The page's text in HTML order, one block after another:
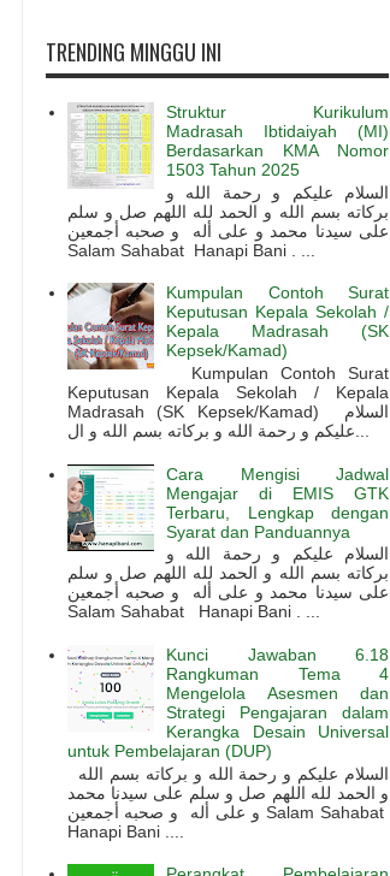
TRENDING MINGGU INI
Struktur Kurikulum
Madrasah Ibtidaiyah (MI)
Berdasarkan KMA Nomor
1503 Tahun 2025
السلام عليكم و رحمة الله و
بركاته بسم الله و الحمد لله اللهم صل و سلم
على سيدنا محمد و على أله و صحبه أجمعين
Salam Sahabat Hanapi Bani . ...
Kumpulan Contoh Surat
Keputusan Kepala Sekolah /
Kepala Madrasah (SK
Kepsek/Kamad)
Kumpulan Contoh Surat
Keputusan Kepala Sekolah / Kepala
Madrasah (SK Kepsek/Kamad) السلام
Cara Mengisi Jadwal
Mengajar di EMIS GTK
Terbaru, Lengkap dengan
Syarat dan Panduannya
السلام عليكم و رحمة الله و
بركاته بسم الله و الحمد لله اللهم صل و سلم
على سيدنا محمد و على أله و صحبه أجمعين
Salam Sahabat Hanapi Bani . ...
Kunci Jawaban 6.18
Rangkuman Tema 4
Mengelola Asesmen dan
Strategi Pengajaran dalam
Kerangka Desain Universal
untuk Pembelajaran (DUP)
و الحمد لله اللهم صل و سلم على سيدنا محمد
و على أله و صحبه أجمعين Salam Sahabat
Hanapi Bani ....